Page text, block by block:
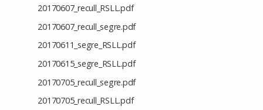
20170607_recull_RSLL.pdf
20170607_recull_segre.pdf
20170611_segre_RSLL.pdf
20170615_segre_RSLL.pdf
20170705_recull_segre.pdf
20170705_recull_RSLL.pdf